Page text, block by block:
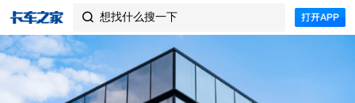
 想找什么搜一下